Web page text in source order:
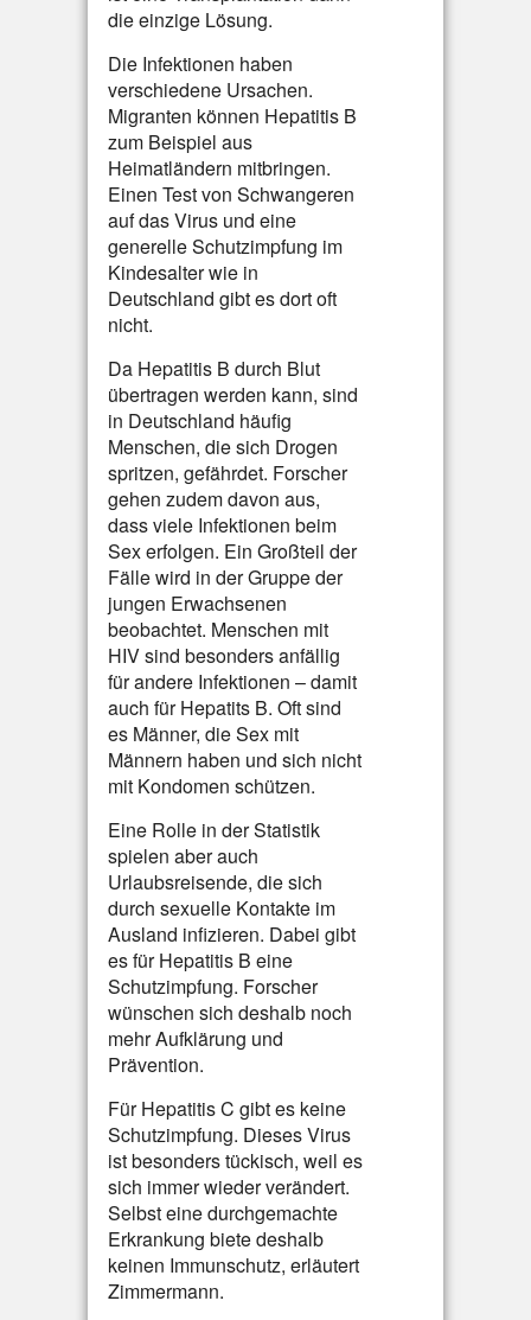
die einzige Lösung.
Die Infektionen haben
verschiedene Ursachen.
Migranten können Hepatitis B
zum Beispiel aus
Heimatländern mitbringen.
Einen Test von Schwangeren
auf das Virus und eine
generelle Schutzimpfung im
Kindesalter wie in
Deutschland gibt es dort oft
nicht.
Da Hepatitis B durch Blut
übertragen werden kann, sind
in Deutschland häufig
Menschen, die sich Drogen
spritzen, gefährdet. Forscher
gehen zudem davon aus,
dass viele Infektionen beim
Sex erfolgen. Ein Großteil der
Fälle wird in der Gruppe der
jungen Erwachsenen
beobachtet. Menschen mit
HIV sind besonders anfällig
für andere Infektionen – damit
auch für Hepatits B. Oft sind
es Männer, die Sex mit
Männern haben und sich nicht
mit Kondomen schützen.
Eine Rolle in der Statistik
spielen aber auch
Urlaubsreisende, die sich
durch sexuelle Kontakte im
Ausland infizieren. Dabei gibt
es für Hepatitis B eine
Schutzimpfung. Forscher
wünschen sich deshalb noch
mehr Aufklärung und
Prävention.
Für Hepatitis C gibt es keine
Schutzimpfung. Dieses Virus
ist besonders tückisch, weil es
sich immer wieder verändert.
Selbst eine durchgemachte
Erkrankung biete deshalb
keinen Immunschutz, erläutert
Zimmermann.